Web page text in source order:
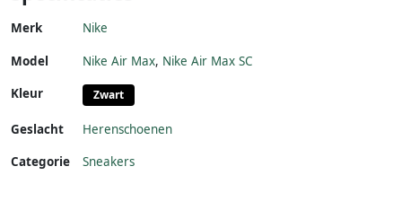
Merk Nike
Model Nike Air Max, Nike Air Max SC
Kleur
Zwart
Geslacht
Herenschoenen
Categorie
Sneakers